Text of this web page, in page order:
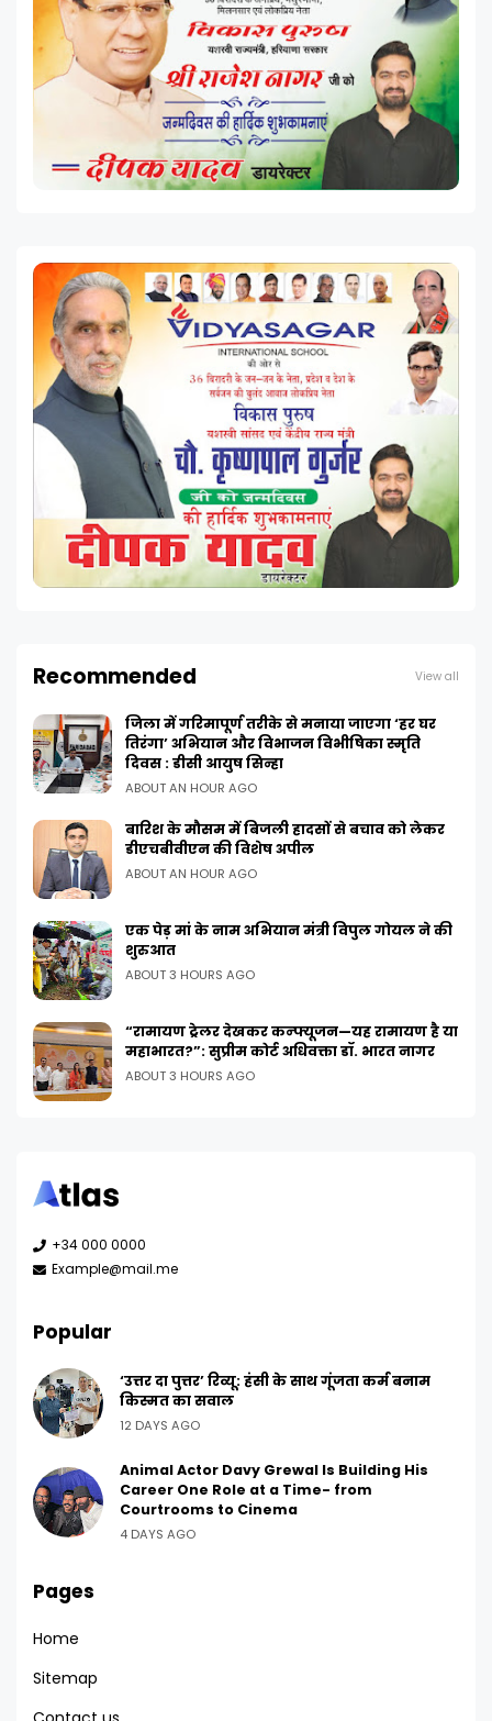
Recommended View all
जिला में गरिमापूर्ण तरीके से मनाया जाएगा ‘हर घर
तिरंगा’ अभियान और विभाजन विभीषिका स्मृति
दिवस : डीसी आयुष सिन्हा
ABOUT AN HOUR AGO
बारिश के मौसम में बिजली हादसों से बचाव को लेकर
डीएचबीवीएन की विशेष अपील
ABOUT AN HOUR AGO
एक पेड़ मां के नाम अभियान मंत्री विपुल गोयल ने की
शुरुआत
ABOUT 3 HOURS AGO
“रामायण ट्रेलर देखकर कन्फ्यूजन—यह रामायण है या
महाभारत?”: सुप्रीम कोर्ट अधिवक्ता डॉ. भारत नागर
ABOUT 3 HOURS AGO
+34 000 0000
Example@mail.me
Popular
‘उत्तर दा पुत्तर’ रिव्यू: हंसी के साथ गूंजता कर्म बनाम
किस्मत का सवाल
12 DAYS AGO
Animal Actor Davy Grewal Is Building His
Career One Role at a Time- from
Courtrooms to Cinema
4 DAYS AGO
Pages
Home
Sitemap